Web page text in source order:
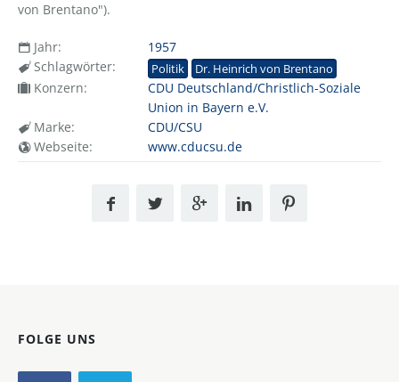
von Brentano").
Jahr:
1957
Schlagwörter:
Politik Dr. Heinrich von Brentano
Konzern:
CDU Deutschland/Christlich-Soziale
Union in Bayern e.V.
Marke:
CDU/CSU
Webseite:
www.cducsu.de
FOLGE UNS